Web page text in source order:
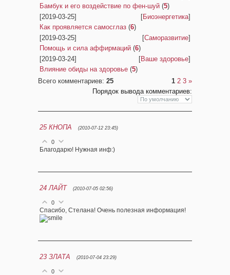
Бамбук и его воздействие по фен-шуй (5)
[2019-03-25]
[Биоэнергетика]
Как проявляется самосглаз (6)
[2019-03-25]
[Саморазвитие]
Помощь и сила аффирмаций (6)
[2019-03-24]
[Ваше здоровье]
Влияние обиды на здоровье (5)
Всего комментариев: 25 1 2 3 »
Порядок вывода комментариев:
25 КНОПА (2010-07-12 23:45)
0
Благодарю! Нужная инф:)
24 ЛАЙТ (2010-07-05 02:56)
0
Спасибо, Стелана! Очень полезная информация!
23 ЗЛАТА (2010-07-04 23:29)
0